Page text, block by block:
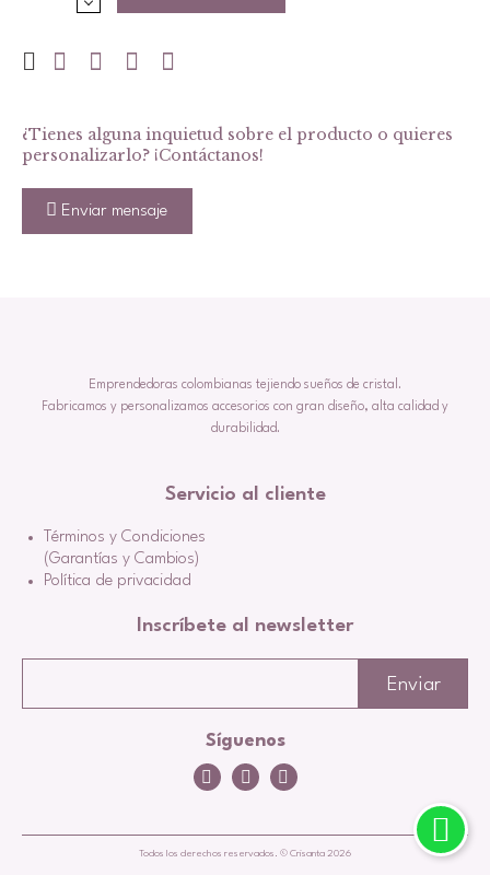
y
tapabocas
¿Tienes alguna inquietud sobre el producto o quieres
personalizarlo? ¡Contáctanos!
Enviar mensaje
Emprendedoras colombianas tejiendo sueños de cristal.
Fabricamos y personalizamos accesorios con gran diseño, alta calidad y
durabilidad.
Servicio al cliente
Términos y Condiciones
(Garantías y Cambios)
Política de privacidad
Inscríbete al newsletter
Síguenos
Todos los derechos reservados. © Crisanta 2026